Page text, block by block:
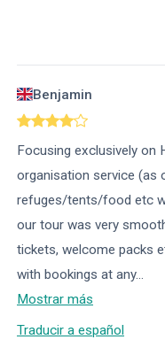
Benjamin
Focusing exclusively on
organisation service (as
refuges/tents/food etc
our tour was very
tickets, welcome packs
with bookings at any...
Mostrar más
Traducir a español